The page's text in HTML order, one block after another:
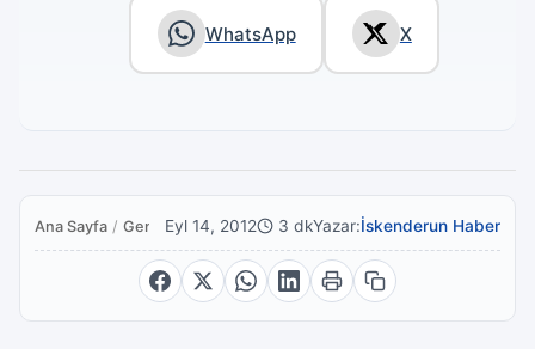
WhatsApp X
Ana Sayfa / GenelEyl 14, 2012 3 dkYazar:İskenderun Haber